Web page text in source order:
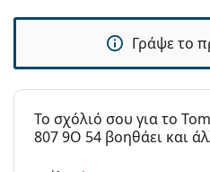
Άλλα
Γυναικεία
Χρήση:
Μόδα
Γράψε το
To σχόλιό σου για το
807 9O 54 βοηθάει και